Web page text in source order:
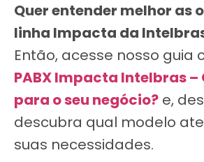
Quer entender melhor as
linha Impacta da
Então, acesse nosso guia
PABX Impacta Intelbras –
para o seu negócio? e,
descubra qual modelo
suas necessidades.